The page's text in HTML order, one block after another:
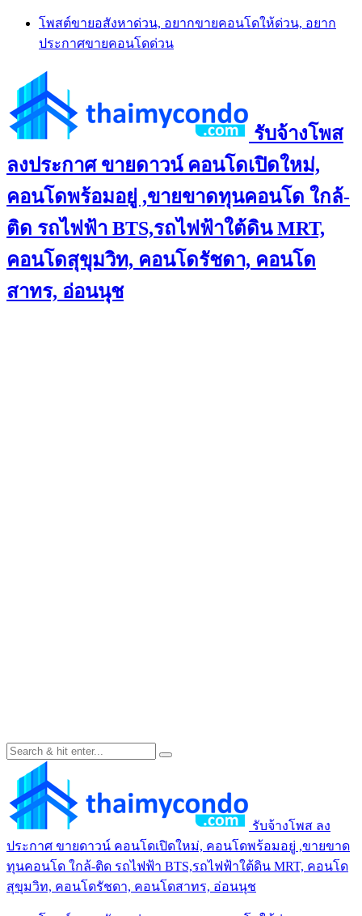
Skip
content
โพสต์ขายอสังหาด่วน, อยากขายคอนโดให้ด่วน, อยาก
ประกาศขายคอนโดด่วน
รับจ้างโพส
ลงประกาศ ขายดาวน์ คอนโดเปิดใหม่,
คอนโดพร้อมอยู่ ,ขายขาดทุนคอนโด ใกล้-
ติด รถไฟฟ้า BTS,รถไฟฟ้าใต้ดิน MRT,
คอนโดสุขุมวิท, คอนโดรัชดา, คอนโด
สาทร, อ่อนนุช
รับจ้างโพส ลง
ประกาศ ขายดาวน์ คอนโดเปิดใหม่, คอนโดพร้อมอยู่ ,ขายขาด
ทุนคอนโด ใกล้-ติด รถไฟฟ้า BTS,รถไฟฟ้าใต้ดิน MRT, คอนโด
สุขุมวิท, คอนโดรัชดา, คอนโดสาทร, อ่อนนุช